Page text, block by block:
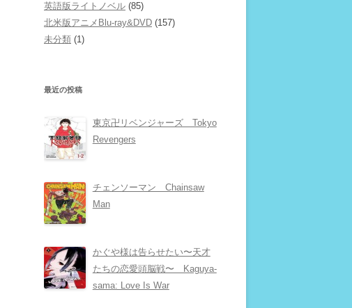
英語版ライトノベル (85)
北米版アニメBlu-ray&DVD (157)
未分類 (1)
最近の投稿
東京卍リベンジャーズ Tokyo
Revengers
チェンソーマン Chainsaw
Man
かぐや様は告らせたい〜天才
たちの恋愛頭脳戦〜 Kaguya-
sama: Love Is War